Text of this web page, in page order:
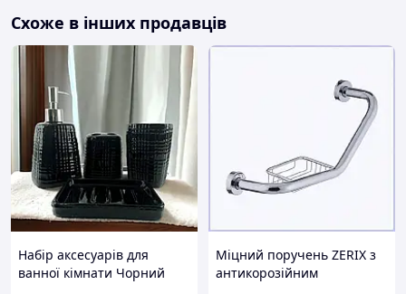
Схоже в інших продавців
Набір аксесуарів для
ванної кімнати Чорний
Міцний поручень ZERIX з
антикорозійним